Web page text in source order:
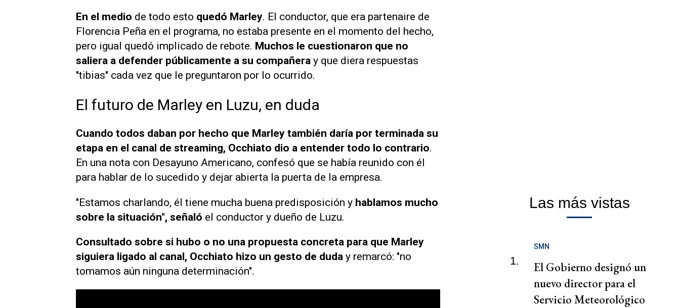
En el medio de todo esto quedó Marley. El conductor, que era partenaire de
Florencia Peña en el programa, no estaba presente en el momento del hecho,
pero igual quedó implicado de rebote. Muchos le cuestionaron que no
saliera a defender públicamente a su compañera y que diera respuestas
"tibias" cada vez que le preguntaron por lo ocurrido.
El futuro de Marley en Luzu, en duda
Cuando todos daban por hecho que Marley también daría por terminada su
etapa en el canal de streaming, Occhiato dio a entender todo lo contrario.
En una nota con Desayuno Americano, confesó que se había reunido con él
para hablar de lo sucedido y dejar abierta la puerta de la empresa.
"Estamos charlando, él tiene mucha buena predisposición y hablamos mucho
sobre la situación", señaló el conductor y dueño de Luzu.
Consultado sobre si hubo o no una propuesta concreta para que Marley
siguiera ligado al canal, Occhiato hizo un gesto de duda y remarcó: "no
tomamos aún ninguna determinación".
Las más vistas
1.
SMN
El Gobierno designó un
nuevo director para el
Servicio Meteorológico